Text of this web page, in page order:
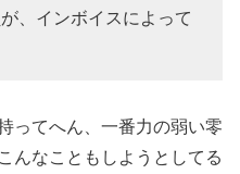
、インボイスによって
ってへん、一番力の弱い零
んなこともしようとしてる